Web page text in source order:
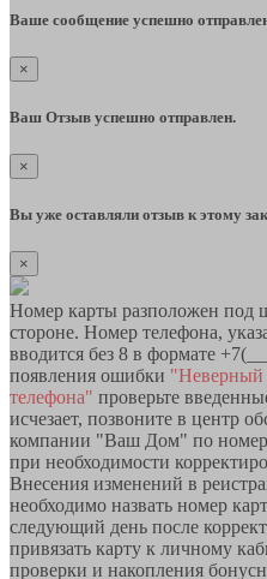
Ваше сообщение успешно
×
Ваш Отзыв успешно отправлен.
×
Вы уже оставляли отзыв к этому
×
Номер карты разположен под
стороне. Номер телефона,
вводится без 8 в формате
появления ошибки "Неверный
телефона" проверьте
исчезает, позвоните в центр
компании "Ваш Дом" по
при необходимости
Внесения изменений в
необходимо назвать номер
следующий день после
привязать карту к личному
проверки и накопления